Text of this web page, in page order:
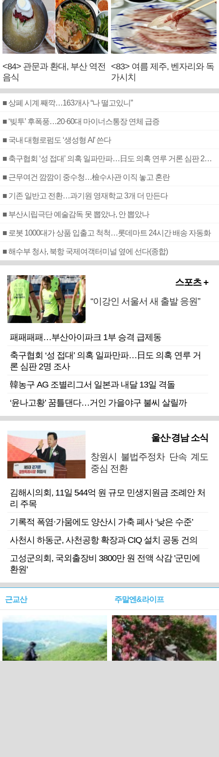
<84> 관문과 환대, 부산 역전
음식
<83> 여름 제주, 벤자리와 독
가시치
■ 상폐 시계 째깍…163개사 “나 떨고있니”
■ ‘빚투’ 후폭풍…20·60대 마이너스통장 연체 급증
■ 국내 대형로펌도 ‘생성형 AI’ 쓴다
■ 축구협회 ‘성 접대’ 의혹 일파만파…日도 의혹 연루 거론 심판 2명 조사
■ 근무여건 깜깜이 중수청…檢수사관 이직 놓고 혼란
■ 기존 일반고 전환…과기원 영재학교 3개 더 만든다
■ 부산시립극단 예술감독 못 뽑았나, 안 뽑았나
■ 로봇 1000대가 상품 입출고 척척…롯데마트 24시간 배송 자동화
■ 해수부 청사, 북항 국제여객터미널 옆에 선다(종합)
스포츠 +
“이강인 서울서 새 출발 응원”
패패패패…부산아이파크 1부 승격 급제동
축구협회 ‘성 접대’ 의혹 일파만파…日도 의혹 연루 거
론 심판 2명 조사
韓농구 AG 조별리그서 일본과 내달 13일 격돌
‘윤나고황’ 꿈틀댄다…거인 가을야구 불씨 살릴까
울산·경남 소식
창원시 불법주정차 단속 계도
중심 전환
김해시의회, 11일 544억 원 규모 민생지원금 조례안 처
리 주목
기록적 폭염·가뭄에도 양산시 가축 폐사 ‘낮은 수준’
사천시 하동군, 사천공항 확장과 CIQ 설치 공동 건의
고성군의회, 국외출장비 3800만 원 전액 삭감 '군민에
환원'
근교산 주말엔&라이프